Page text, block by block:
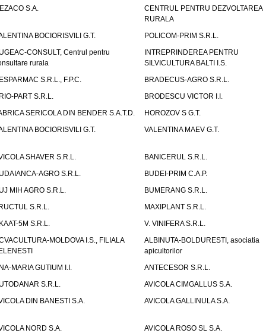
S.A.
CENTRUL PENTRU DEZVOLTAREA
RURALA
BOCIORISVILI G.T.
POLICOM-PRIM S.R.L.
CONSULT, Centrul pentru
rurala
INTREPRINDEREA PENTRU
SILVICULTURA BALTI I.S.
S.R.L., F.P.C.
BRADECUS-AGRO S.R.L.
PART S.R.L.
BRODESCU VICTOR I.I.
SERICOLA DIN BENDER S.A.T.D.
HOROZOV S G.T.
BOCIORISVILI G.T.
VALENTINA MAEV G.T.
SHAVER S.R.L.
BANICERUL S.R.L.
AGRO S.R.L.
BUDEI-PRIM C.A.P.
MIH AGRO S.R.L.
BUMERANG S.R.L.
S.R.L.
MAXIPLANT S.R.L.
5M S.R.L.
V. VINIFERA S.R.L.
MOLDOVA I.S., FILIALA
ALBINUTA-BOLDURESTI, asociatia
apicultorilor
MARIA GUTIUM I.I.
ANTECESOR S.R.L.
S.R.L.
AVICOLA CIMGALLUS S.A.
DIN BANESTI S.A.
AVICOLA GALLINULA S.A.
NORD S.A.
AVICOLA ROSO SL S.A.